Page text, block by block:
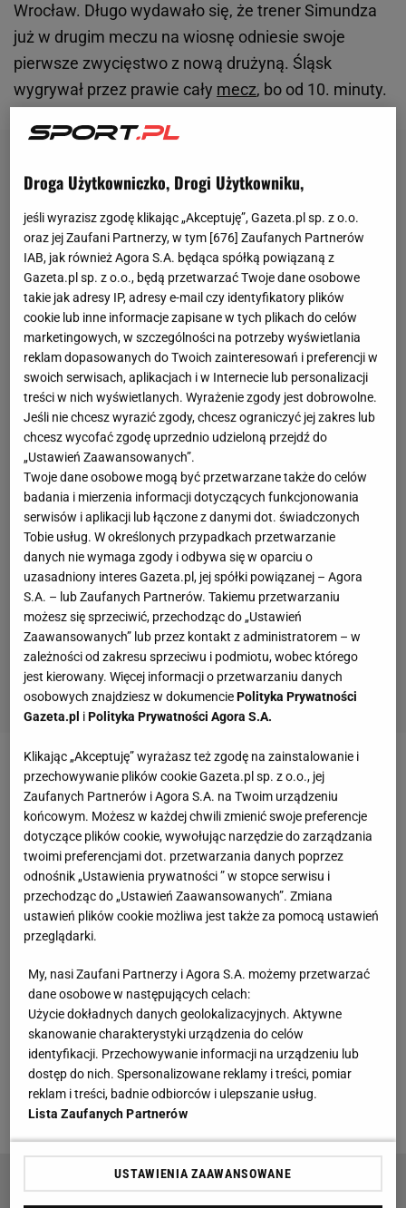
Wrocław. Długo wydawało się, że trener Simundza
już w drugim meczu na wiosnę odniesie swoje
pierwsze zwycięstwo z nową drużyną. Śląsk
wygrywał przez prawie cały mecz, bo od 10. minuty.
Zobacz wideoCo z tym Superpucharem Polski?
"Robimy z siebie kretynów. Nikt tego nie szanuje"
Pora przestać się oszukiwać. Śląsk spadnie z
Ekstraklasy
Naprawdę wydawało się, że wrocławianie w końcu
wtedy piłkarze Radomiaka skorzystali z bardzo
groźnej broni - wrzutu z autu. To wystarczyło, żeby w
doliczonym czasie gry zdobyć wyrównującą bramkę.
Gospodarze liczyli na wygraną, która oddaliłaby ich
od strefy spadkowej, ale biorąc pod uwagę przebieg
tego spotkania, nie mają powodów do narzekań.
Co za wieści z Włoch ws. Zalewskiego. Szybko
Droga Użytkowniczko, Drogi Użytkowniku,
jeśli wyrazisz zgodę klikając „Akceptuję”, Gazeta.pl sp. z o.o.
oraz jej Zaufani Partnerzy, w tym [676] Zaufanych Partnerów
IAB, jak również Agora S.A. będąca spółką powiązaną z
Gazeta.pl sp. z o.o., będą przetwarzać Twoje dane osobowe
takie jak adresy IP, adresy e-mail czy identyfikatory plików
cookie lub inne informacje zapisane w tych plikach do celów
marketingowych, w szczególności na potrzeby wyświetlania
reklam dopasowanych do Twoich zainteresowań i preferencji w
swoich serwisach, aplikacjach i w Internecie lub personalizacji
treści w nich wyświetlanych. Wyrażenie zgody jest dobrowolne.
Jeśli nie chcesz wyrazić zgody, chcesz ograniczyć jej zakres lub
chcesz wycofać zgodę uprzednio udzieloną przejdź do
„Ustawień Zaawansowanych”.
Twoje dane osobowe mogą być przetwarzane także do celów
badania i mierzenia informacji dotyczących funkcjonowania
serwisów i aplikacji lub łączone z danymi dot. świadczonych
Tobie usług. W określonych przypadkach przetwarzanie
danych nie wymaga zgody i odbywa się w oparciu o
uzasadniony interes Gazeta.pl, jej spółki powiązanej – Agora
S.A. – lub Zaufanych Partnerów. Takiemu przetwarzaniu
możesz się sprzeciwić, przechodząc do „Ustawień
Zaawansowanych” lub przez kontakt z administratorem – w
zależności od zakresu sprzeciwu i podmiotu, wobec którego
jest kierowany. Więcej informacji o przetwarzaniu danych
osobowych znajdziesz w dokumenciePolityka Prywatności
Gazeta.pl iPolityka Prywatności Agora S.A.
Klikając „Akceptuję” wyrażasz też zgodę na zainstalowanie i
przechowywanie plików cookie Gazeta.pl sp. z o.o., jej
Zaufanych Partnerów i Agora S.A. na Twoim urządzeniu
końcowym. Możesz w każdej chwili zmienić swoje preferencje
dotyczące plików cookie, wywołując narzędzie do zarządzania
twoimi preferencjami dot. przetwarzania danych poprzez
odnośnik „Ustawienia prywatności ” w stopce serwisu i
przechodząc do „Ustawień Zaawansowanych”. Zmiana
ustawień plików cookie możliwa jest także za pomocą ustawień
przeglądarki.
My, nasi Zaufani Partnerzy i Agora S.A. możemy przetwarzać
dane osobowe w następujących celach:
Użycie dokładnych danych geolokalizacyjnych. Aktywne
skanowanie charakterystyki urządzenia do celów
identyfikacji. Przechowywanie informacji na urządzeniu lub
dostęp do nich. Spersonalizowane reklamy i treści, pomiar
reklam i treści, badnie odbiorców i ulepszanie usług.
Lista Zaufanych Partnerów
USTAWIENIA ZAAWANSOWANE